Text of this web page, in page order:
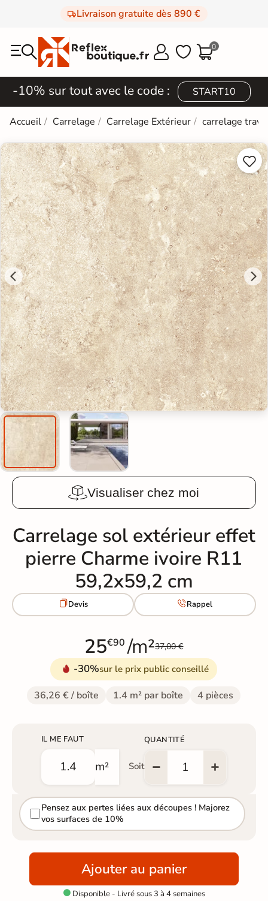
Livraison gratuite dès 890 €
  0
-10% sur tout avec le code : START10
Accueil Carrelage Carrelage Extérieur carrelage


Visualiser chez moi
Carrelage sol extérieur effet
pierre Charme ivoire R11
59,2x59,2 cm
Devis Rappel
25€90 /m²37,00 €
-30%sur le prix public conseillé
36,26 € / boîte 1.4 m² par boîte 4 pièces
IL ME FAUT
m² Soit
QUANTITÉ
Pensez aux pertes liées aux découpes ! Majorez
vos surfaces de 10%
Ajouter au panier
Disponible - Livré sous 3 à 4 semaines